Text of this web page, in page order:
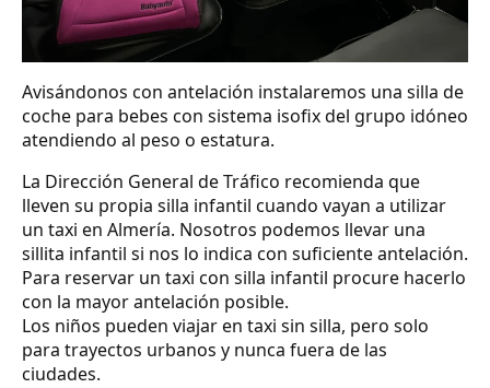
Avisándonos con antelación instalaremos una silla de
coche para bebes con sistema isofix del grupo idóneo
atendiendo al peso o estatura.
La Dirección General de Tráfico recomienda que
lleven su propia silla infantil cuando vayan a utilizar
un taxi en Almería. Nosotros podemos llevar una
sillita infantil si nos lo indica con suficiente antelación.
Para reservar un taxi con silla infantil procure hacerlo
con la mayor antelación posible.
Los niños pueden viajar en taxi sin silla, pero solo
para trayectos urbanos y nunca fuera de las
ciudades.